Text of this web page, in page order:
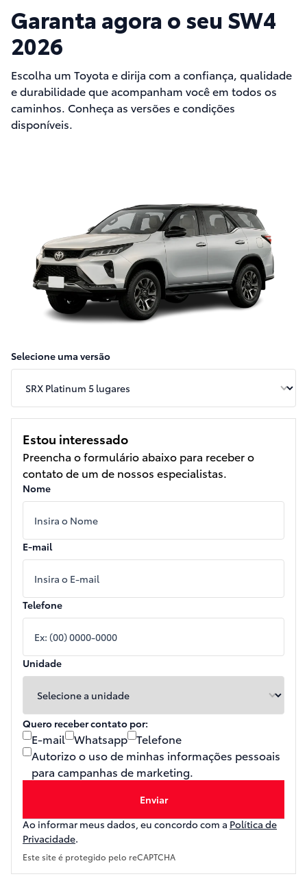
Garanta agora o seu SW4
2026
Escolha um Toyota e dirija com a confiança, qualidade
e durabilidade que acompanham você em todos os
caminhos. Conheça as versões e condições
disponíveis.
Selecione uma versão
Estou interessado
Preencha o formulário abaixo para receber o
contato de um de nossos especialistas.
Nome
E-mail
Telefone
Unidade
Quero receber contato por:
E-mail Whatsapp Telefone
Autorizo o uso de minhas informações pessoais
para campanhas de marketing.
Enviar
Ao informar meus dados, eu concordo com aPolítica de
Privacidade.
Este site é protegido pelo reCAPTCHA